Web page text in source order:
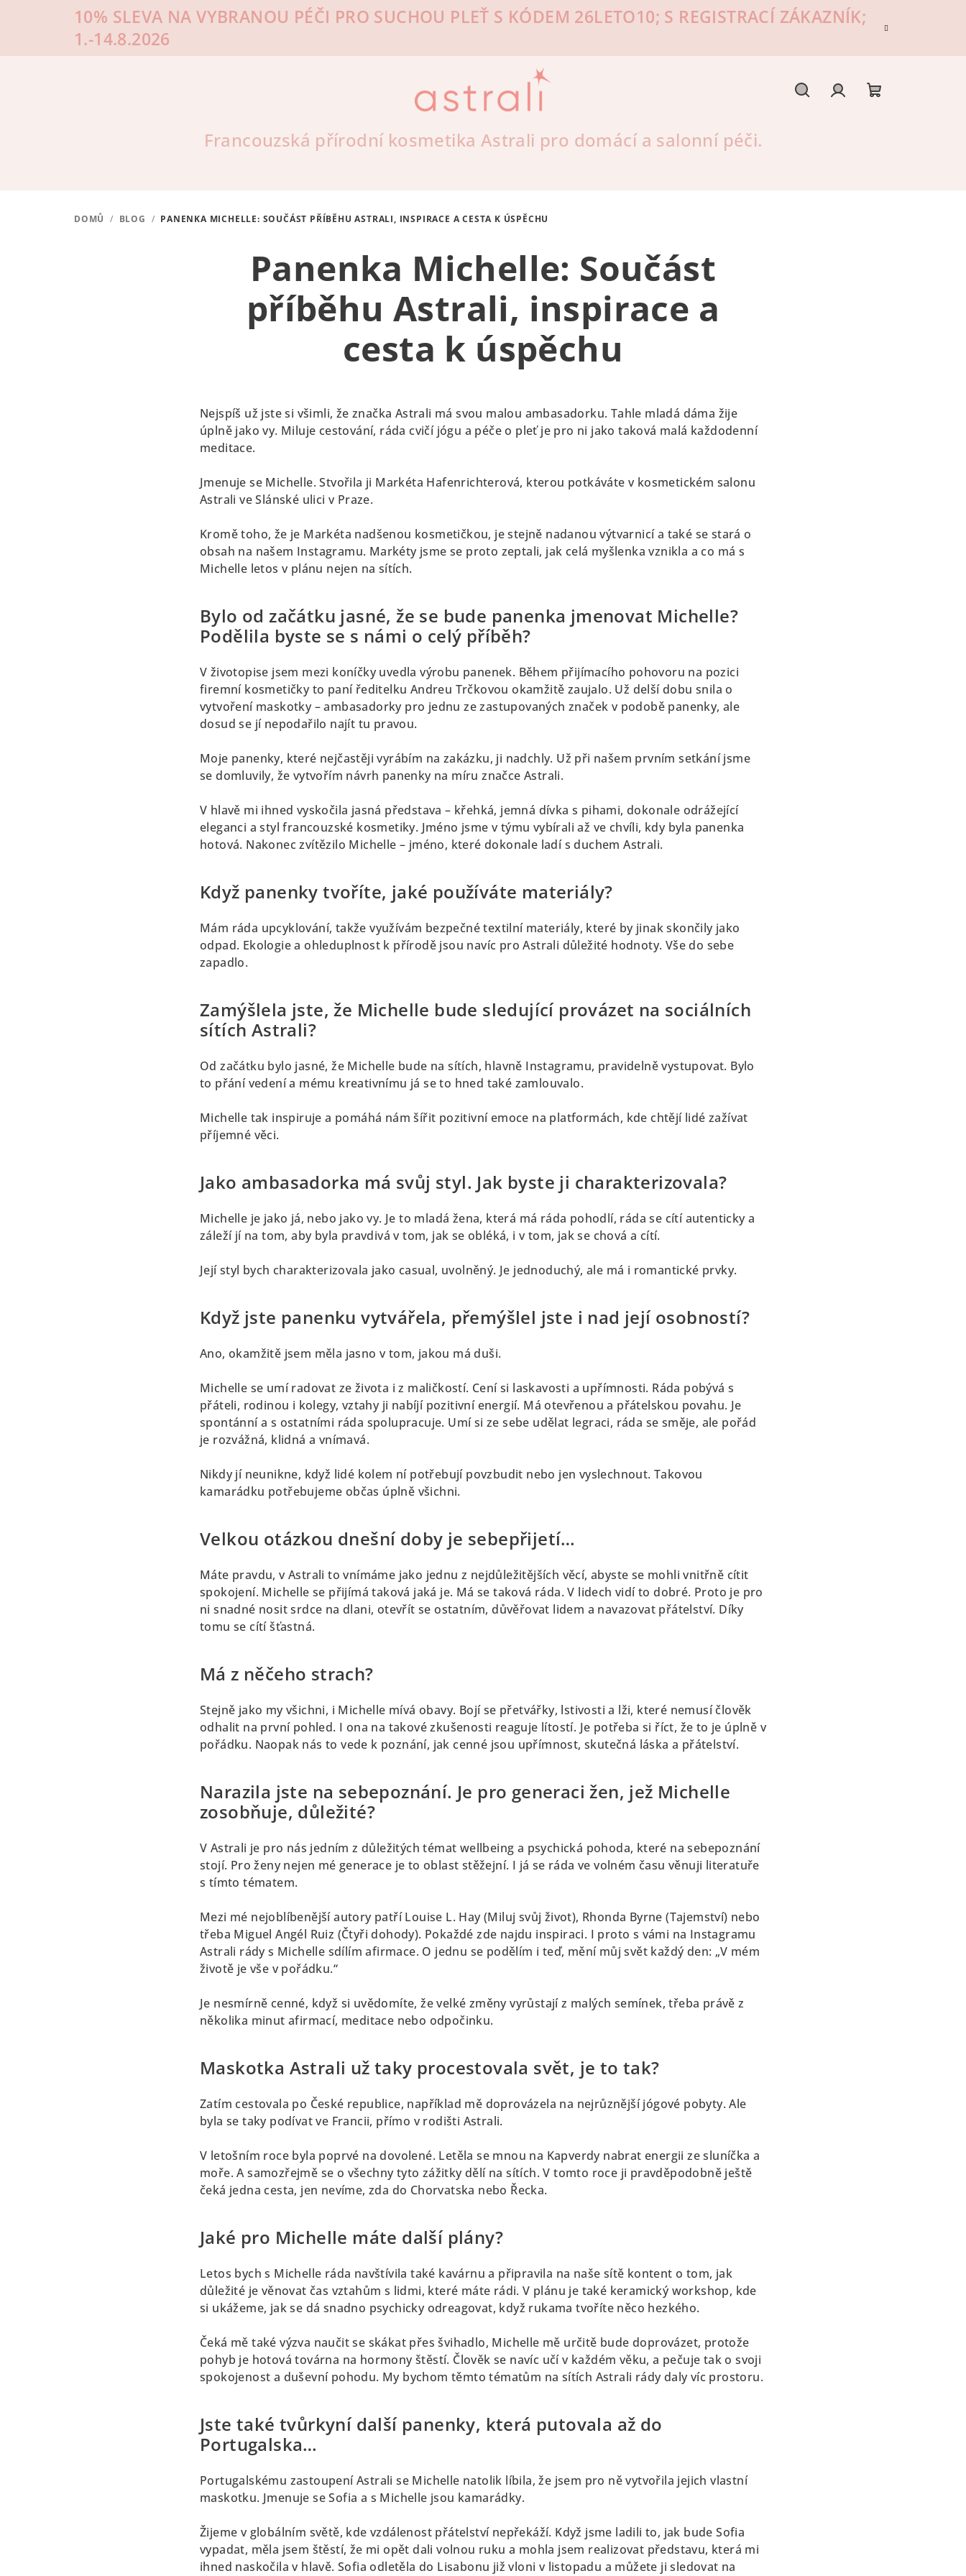
10% SLEVA NA VYBRANOU PÉČI PRO SUCHOU PLEŤ S KÓDEM 26LETO10; S REGISTRACÍ ZÁKAZNÍK;
1.-14.8.2026
Francouzská přírodní kosmetika Astrali pro domácí a salonní péči.
DOMŮ / BLOG / PANENKA MICHELLE: SOUČÁST PŘÍBĚHU ASTRALI, INSPIRACE A CESTA K ÚSPĚCHU
Panenka Michelle: Součást
příběhu Astrali, inspirace a
cesta k úspěchu
Nejspíš už jste si všimli, že značka Astrali má svou malou ambasadorku. Tahle mladá dáma žije
úplně jako vy. Miluje cestování, ráda cvičí jógu a péče o pleť je pro ni jako taková malá každodenní
meditace.
Jmenuje se Michelle. Stvořila ji Markéta Hafenrichterová, kterou potkáváte v kosmetickém salonu
Astrali ve Slánské ulici v Praze.
Kromě toho, že je Markéta nadšenou kosmetičkou, je stejně nadanou výtvarnicí a také se stará o
obsah na našem Instagramu. Markéty jsme se proto zeptali, jak celá myšlenka vznikla a co má s
Michelle letos v plánu nejen na sítích.
Bylo od začátku jasné, že se bude panenka jmenovat Michelle?
Podělila byste se s námi o celý příběh?
V životopise jsem mezi koníčky uvedla výrobu panenek. Během přijímacího pohovoru na pozici
firemní kosmetičky to paní ředitelku Andreu Trčkovou okamžitě zaujalo. Už delší dobu snila o
vytvoření maskotky – ambasadorky pro jednu ze zastupovaných značek v podobě panenky, ale
dosud se jí nepodařilo najít tu pravou.
Moje panenky, které nejčastěji vyrábím na zakázku, ji nadchly. Už při našem prvním setkání jsme
se domluvily, že vytvořím návrh panenky na míru značce Astrali.
V hlavě mi ihned vyskočila jasná představa – křehká, jemná dívka s pihami, dokonale odrážející
eleganci a styl francouzské kosmetiky. Jméno jsme v týmu vybírali až ve chvíli, kdy byla panenka
hotová. Nakonec zvítězilo Michelle – jméno, které dokonale ladí s duchem Astrali.
Když panenky tvoříte, jaké používáte materiály?
Mám ráda upcyklování, takže využívám bezpečné textilní materiály, které by jinak skončily jako
odpad. Ekologie a ohleduplnost k přírodě jsou navíc pro Astrali důležité hodnoty. Vše do sebe
zapadlo.
Zamýšlela jste, že Michelle bude sledující provázet na sociálních
sítích Astrali?
Od začátku bylo jasné, že Michelle bude na sítích, hlavně Instagramu, pravidelně vystupovat. Bylo
to přání vedení a mému kreativnímu já se to hned také zamlouvalo.
Michelle tak inspiruje a pomáhá nám šířit pozitivní emoce na platformách, kde chtějí lidé zažívat
příjemné věci.
Jako ambasadorka má svůj styl. Jak byste ji charakterizovala?
Michelle je jako já, nebo jako vy. Je to mladá žena, která má ráda pohodlí, ráda se cítí autenticky a
záleží jí na tom, aby byla pravdivá v tom, jak se obléká, i v tom, jak se chová a cítí.
Její styl bych charakterizovala jako casual, uvolněný. Je jednoduchý, ale má i romantické prvky.
Když jste panenku vytvářela, přemýšlel jste i nad její osobností?
Ano, okamžitě jsem měla jasno v tom, jakou má duši.
Michelle se umí radovat ze života i z maličkostí. Cení si laskavosti a upřímnosti. Ráda pobývá s
přáteli, rodinou i kolegy, vztahy ji nabíjí pozitivní energií. Má otevřenou a přátelskou povahu. Je
spontánní a s ostatními ráda spolupracuje. Umí si ze sebe udělat legraci, ráda se směje, ale pořád
je rozvážná, klidná a vnímavá.
Nikdy jí neunikne, když lidé kolem ní potřebují povzbudit nebo jen vyslechnout. Takovou
kamarádku potřebujeme občas úplně všichni.
Velkou otázkou dnešní doby je sebepřijetí…
Máte pravdu, v Astrali to vnímáme jako jednu z nejdůležitějších věcí, abyste se mohli vnitřně cítit
spokojení. Michelle se přijímá taková jaká je. Má se taková ráda. V lidech vidí to dobré. Proto je pro
ni snadné nosit srdce na dlani, otevřít se ostatním, důvěřovat lidem a navazovat přátelství. Díky
tomu se cítí šťastná.
Má z něčeho strach?
Stejně jako my všichni, i Michelle mívá obavy. Bojí se přetvářky, lstivosti a lži, které nemusí člověk
odhalit na první pohled. I ona na takové zkušenosti reaguje lítostí. Je potřeba si říct, že to je úplně v
pořádku. Naopak nás to vede k poznání, jak cenné jsou upřímnost, skutečná láska a přátelství.
Narazila jste na sebepoznání. Je pro generaci žen, jež Michelle
zosobňuje, důležité?
V Astrali je pro nás jedním z důležitých témat wellbeing a psychická pohoda, které na sebepoznání
stojí. Pro ženy nejen mé generace je to oblast stěžejní. I já se ráda ve volném času věnuji literatuře
s tímto tématem.
Mezi mé nejoblíbenější autory patří Louise L. Hay (Miluj svůj život), Rhonda Byrne (Tajemství) nebo
třeba Miguel Angél Ruiz (Čtyři dohody). Pokaždé zde najdu inspiraci. I proto s vámi na Instagramu
Astrali rády s Michelle sdílím afirmace. O jednu se podělím i teď, mění můj svět každý den: „V mém
životě je vše v pořádku.“
Je nesmírně cenné, když si uvědomíte, že velké změny vyrůstají z malých semínek, třeba právě z
několika minut afirmací, meditace nebo odpočinku.
Maskotka Astrali už taky procestovala svět, je to tak?
Zatím cestovala po České republice, například mě doprovázela na nejrůznější jógové pobyty. Ale
byla se taky podívat ve Francii, přímo v rodišti Astrali.
V letošním roce byla poprvé na dovolené. Letěla se mnou na Kapverdy nabrat energii ze sluníčka a
moře. A samozřejmě se o všechny tyto zážitky dělí na sítích. V tomto roce ji pravděpodobně ještě
čeká jedna cesta, jen nevíme, zda do Chorvatska nebo Řecka.
Jaké pro Michelle máte další plány?
Letos bych s Michelle ráda navštívila také kavárnu a připravila na naše sítě kontent o tom, jak
důležité je věnovat čas vztahům s lidmi, které máte rádi. V plánu je také keramický workshop, kde
si ukážeme, jak se dá snadno psychicky odreagovat, když rukama tvoříte něco hezkého.
Čeká mě také výzva naučit se skákat přes švihadlo, Michelle mě určitě bude doprovázet, protože
pohyb je hotová továrna na hormony štěstí. Člověk se navíc učí v každém věku, a pečuje tak o svoji
spokojenost a duševní pohodu. My bychom těmto tématům na sítích Astrali rády daly víc prostoru.
Jste také tvůrkyní další panenky, která putovala až do
Portugalska…
Portugalskému zastoupení Astrali se Michelle natolik líbila, že jsem pro ně vytvořila jejich vlastní
maskotku. Jmenuje se Sofia a s Michelle jsou kamarádky.
Žijeme v globálním světě, kde vzdálenost přátelství nepřekáží. Když jsme ladili to, jak bude Sofia
vypadat, měla jsem štěstí, že mi opět dali volnou ruku a mohla jsem realizovat představu, která mi
ihned naskočila v hlavě. Sofia odletěla do Lisabonu již vloni v listopadu a můžete ji sledovat na